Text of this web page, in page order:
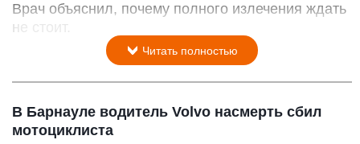
Врач объяснил, почему полного излечения ждать
не стоит.
Читать полностью
В Барнауле водитель Volvo насмерть сбил
мотоциклиста